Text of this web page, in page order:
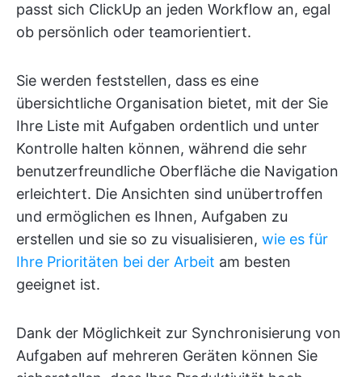
passt sich ClickUp an jeden Workflow an, egal
ob persönlich oder teamorientiert.
Sie werden feststellen, dass es eine
übersichtliche Organisation bietet, mit der Sie
Ihre Liste mit Aufgaben ordentlich und unter
Kontrolle halten können, während die sehr
benutzerfreundliche Oberfläche die Navigation
erleichtert. Die Ansichten sind unübertroffen
und ermöglichen es Ihnen, Aufgaben zu
erstellen und sie so zu visualisieren, wie es für
Ihre Prioritäten bei der Arbeit am besten
geeignet ist.
Dank der Möglichkeit zur Synchronisierung von
Aufgaben auf mehreren Geräten können Sie